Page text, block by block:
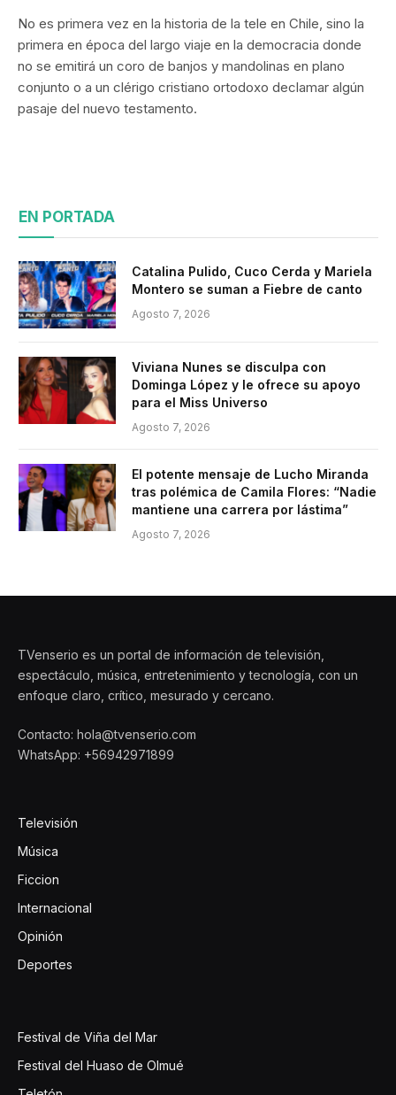
No es primera vez en la historia de la tele en Chile, sino la
primera en época del largo viaje en la democracia donde
no se emitirá un coro de banjos y mandolinas en plano
conjunto o a un clérigo cristiano ortodoxo declamar algún
pasaje del nuevo testamento.
EN PORTADA
Catalina Pulido, Cuco Cerda y Mariela
Montero se suman a Fiebre de canto
Agosto 7, 2026
Viviana Nunes se disculpa con
Dominga López y le ofrece su apoyo
para el Miss Universo
Agosto 7, 2026
El potente mensaje de Lucho Miranda
tras polémica de Camila Flores: “Nadie
mantiene una carrera por lástima”
Agosto 7, 2026
TVenserio es un portal de información de televisión,
espectáculo, música, entretenimiento y tecnología, con un
enfoque claro, crítico, mesurado y cercano.
Contacto: hola@tvenserio.com
WhatsApp: +56942971899
Televisión
Música
Ficcion
Internacional
Opinión
Deportes
Festival de Viña del Mar
Festival del Huaso de Olmué